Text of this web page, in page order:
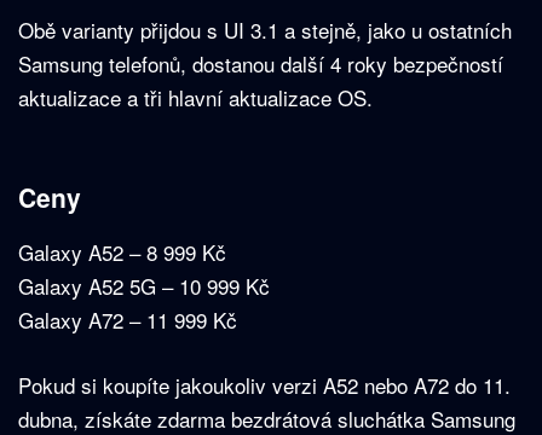
Obě varianty přijdou s UI 3.1 a stejně, jako u ostatních
Samsung telefonů, dostanou další 4 roky bezpečností
aktualizace a tři hlavní aktualizace OS.
Ceny
Galaxy A52 – 8 999 Kč
Galaxy A52 5G – 10 999 Kč
Galaxy A72 – 11 999 Kč
Pokud si koupíte jakoukoliv verzi A52 nebo A72 do 11.
dubna, získáte zdarma bezdrátová sluchátka Samsung